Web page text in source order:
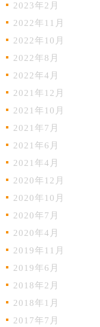
2023年2月
2022年11月
2022年10月
2022年8月
2022年4月
2021年12月
2021年10月
2021年7月
2021年6月
2021年4月
2020年12月
2020年10月
2020年7月
2020年4月
2019年11月
2019年6月
2018年2月
2018年1月
2017年7月